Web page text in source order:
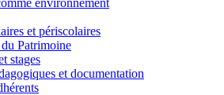
environnement
et périscolaires
Patrimoine
stages
et documentation